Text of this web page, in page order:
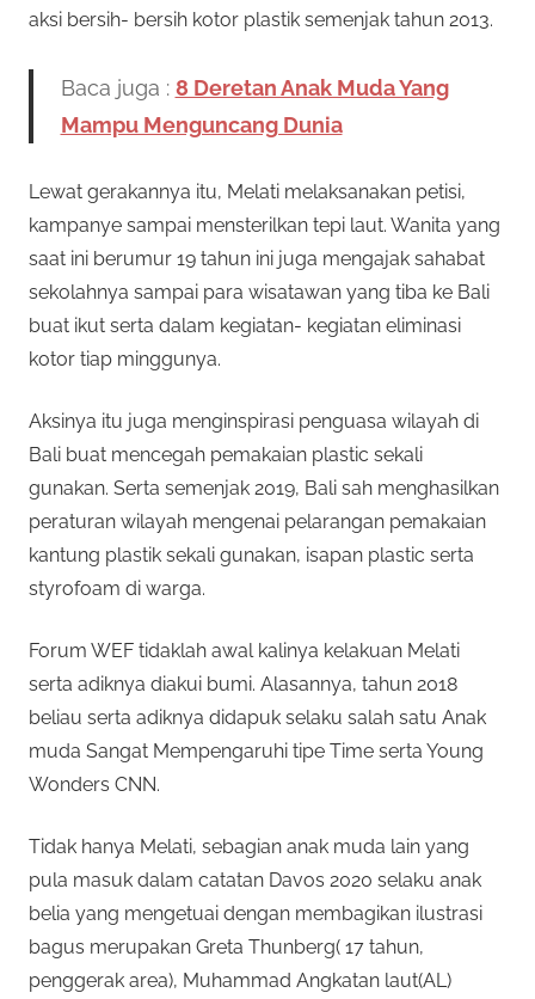
aksi bersih- bersih kotor plastik semenjak tahun 2013.
Baca juga : 8 Deretan Anak Muda Yang
Mampu Menguncang Dunia
Lewat gerakannya itu, Melati melaksanakan petisi,
kampanye sampai mensterilkan tepi laut. Wanita yang
saat ini berumur 19 tahun ini juga mengajak sahabat
sekolahnya sampai para wisatawan yang tiba ke Bali
buat ikut serta dalam kegiatan- kegiatan eliminasi
kotor tiap minggunya.
Aksinya itu juga menginspirasi penguasa wilayah di
Bali buat mencegah pemakaian plastic sekali
gunakan. Serta semenjak 2019, Bali sah menghasilkan
peraturan wilayah mengenai pelarangan pemakaian
kantung plastik sekali gunakan, isapan plastic serta
styrofoam di warga.
Forum WEF tidaklah awal kalinya kelakuan Melati
serta adiknya diakui bumi. Alasannya, tahun 2018
beliau serta adiknya didapuk selaku salah satu Anak
muda Sangat Mempengaruhi tipe Time serta Young
Wonders CNN.
Tidak hanya Melati, sebagian anak muda lain yang
pula masuk dalam catatan Davos 2020 selaku anak
belia yang mengetuai dengan membagikan ilustrasi
bagus merupakan Greta Thunberg( 17 tahun,
penggerak area), Muhammad Angkatan laut(AL)